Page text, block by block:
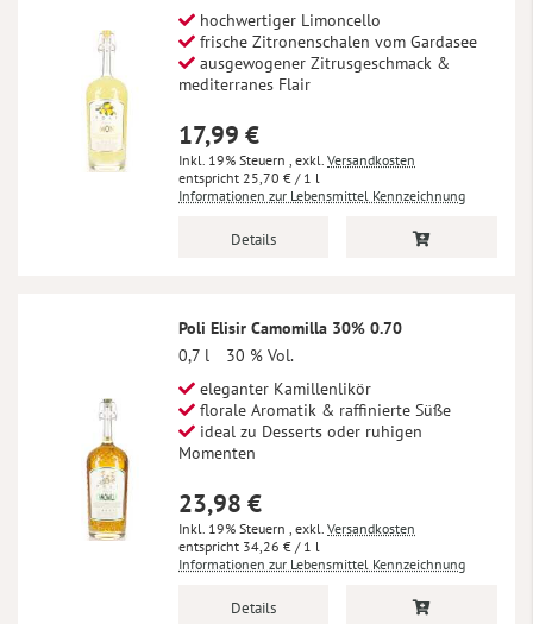
hochwertiger Limoncello
frische Zitronenschalen vom Gardasee
ausgewogener Zitrusgeschmack &
mediterranes Flair
17,99 €
Inkl. 19% Steuern , exkl. Versandkosten
25,70 € / 1 l
Informationen zur Lebensmittel Kennzeichnung
Details
Poli Elisir Camomilla 30% 0.70
0,7 l
30 % Vol.
eleganter Kamillenlikör
florale Aromatik & raffinierte Süße
ideal zu Desserts oder ruhigen
Momenten
23,98 €
Inkl. 19% Steuern , exkl. Versandkosten
34,26 € / 1 l
Informationen zur Lebensmittel Kennzeichnung
Details